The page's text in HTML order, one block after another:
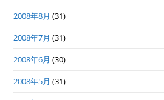
2008年8月 (31)
2008年7月 (31)
2008年6月 (30)
2008年5月 (31)